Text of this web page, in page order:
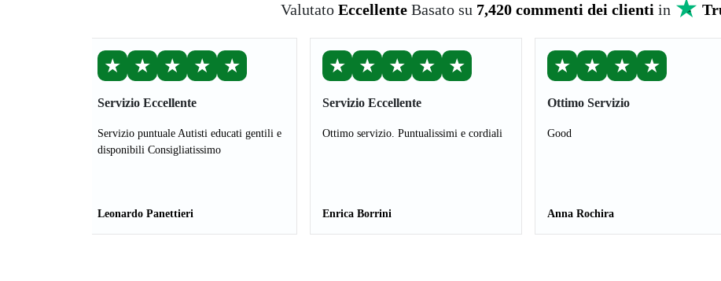
Valutato Eccellente Basato su 7,420 commenti dei clienti in
★ ★ ★ ★ ★
Servizio Eccellente
Servizio puntuale Autisti educati gentili e
disponibili Consigliatissimo
Leonardo Panettieri
★ ★ ★ ★ ★
Servizio Eccellente
Ottimo servizio. Puntualissimi e cordiali
Enrica Borrini
★ ★ ★ ★
Ottimo Servizio
Good
Anna Rochira